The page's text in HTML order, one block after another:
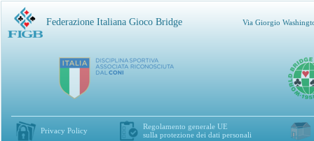
Federazione Italiana Gioco Bridge Via Giorgio
Privacy Policy
Regolamento generale UE
sulla protezione dei dati personali